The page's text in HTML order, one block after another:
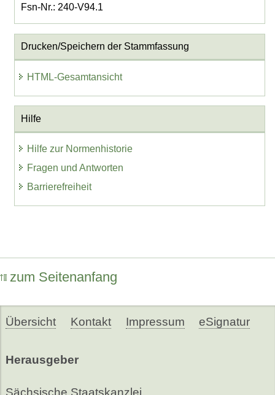
Fsn-Nr.: 240-V94.1
Drucken/Speichern der Stammfassung
HTML-Gesamtansicht
Hilfe
Hilfe zur Normenhistorie
Fragen und Antworten
Barrierefreiheit
zum Seitenanfang
Übersicht Kontakt Impressum eSignatur
Herausgeber
Sächsische Staatskanzlei